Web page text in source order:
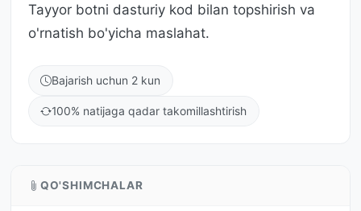
Tayyor botni dasturiy kod bilan topshirish va
o'rnatish bo'yicha maslahat.
Bajarish uchun 2 kun
100% natijaga qadar takomillashtirish
QO'SHIMCHALAR